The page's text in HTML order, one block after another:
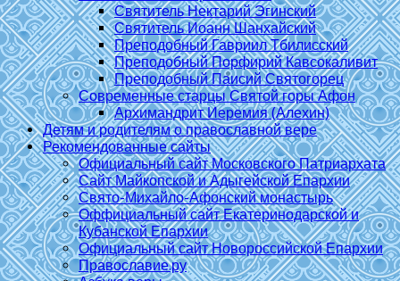
Святитель Нектарий Эгинский
Святитель Иоанн Шанхайский
Преподобный Гавриил Тбилисский
Преподобный Порфирий Кавсокаливит
Преподобный Паисий Святогорец
Современные старцы Святой горы Афон
Архимандрит Иеремия (Алехин)
Детям и родителям о православной вере
Рекомендованные сайты
Официальный сайт Московского Патриархата
Сайт Майкопской и Адыгейской Епархии
Свято-Михайло-Афонский монастырь
Оффициальный сайт Екатеринодарской и
Кубанской Епархии
Официальный сайт Новороссийской Епархии
Православие.ру